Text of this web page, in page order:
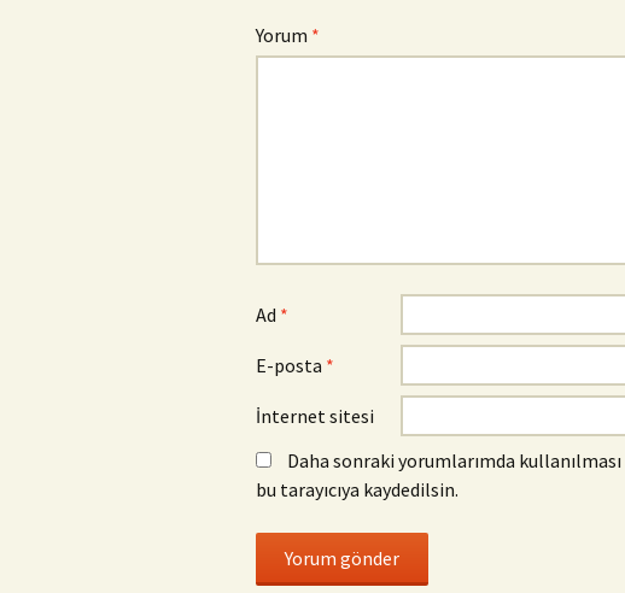
Yorum *
Ad *
E-posta *
İnternet sitesi
Daha sonraki yorumlarımda
bu tarayıcıya kaydedilsin.